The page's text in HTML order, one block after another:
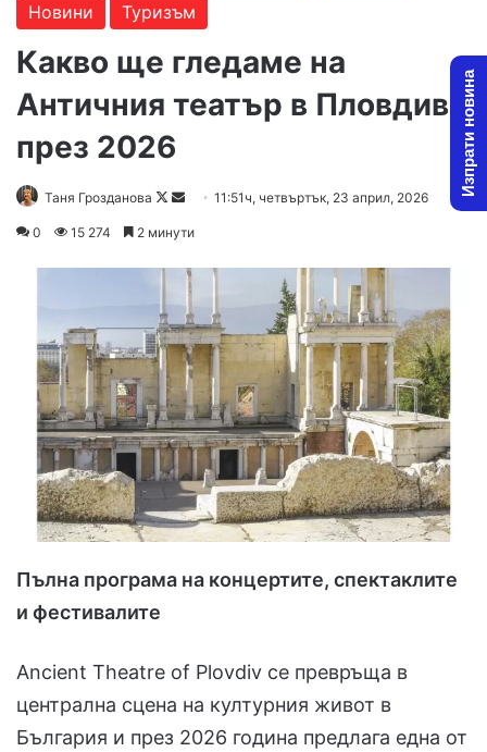
Новини
Туризъм
Какво ще гледаме на
Античния театър в Пловдив
през 2026
Таня Грозданова
Follow
Send11:51ч, четвъртък, 23 април, 2026
0 15 274 2 минути
Пълна програма на концертите, спектаклите
и фестивалите
Ancient Theatre of Plovdiv се превръща в
централна сцена на културния живот в
България и през 2026 година предлага една от
Изпрати новина